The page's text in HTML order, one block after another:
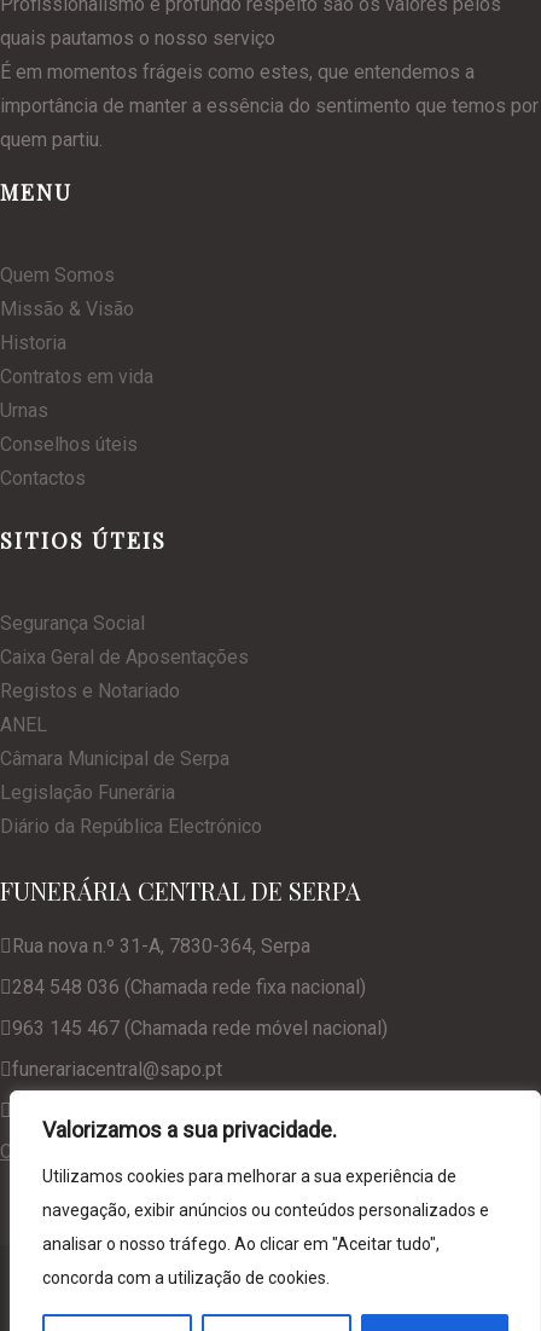
Valorizamos a sua privacidade.
Utilizamos cookies para melhorar a sua experiência de
navegação, exibir anúncios ou conteúdos personalizados e
analisar o nosso tráfego. Ao clicar em "Aceitar tudo",
concorda com a utilização de cookies.
quais pautamos o nosso serviço
É em momentos frágeis como estes, que entendemos a
importância de manter a essência do sentimento que temos por
quem partiu.
MENU
Quem Somos
Missão & Visão
Historia
Contratos em vida
Urnas
Conselhos úteis
Contactos
SITIOS ÚTEIS
Segurança Social
Caixa Geral de Aposentações
Registos e Notariado
ANEL
Câmara Municipal de Serpa
Legislação Funerária
Diário da República Electrónico
FUNERÁRIA CENTRAL DE SERPA
Rua nova n.º 31-A, 7830-364, Serpa
284 548 036 (Chamada rede fixa nacional)
963 145 467 (Chamada rede móvel nacional)
funerariacentral@sapo.pt
Consulte a nossa Política de Privacidade
© 2024. Funerária Central de Serpa, desenvolvido por
Web Solutions